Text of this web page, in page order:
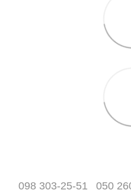
098 303-25-51 050